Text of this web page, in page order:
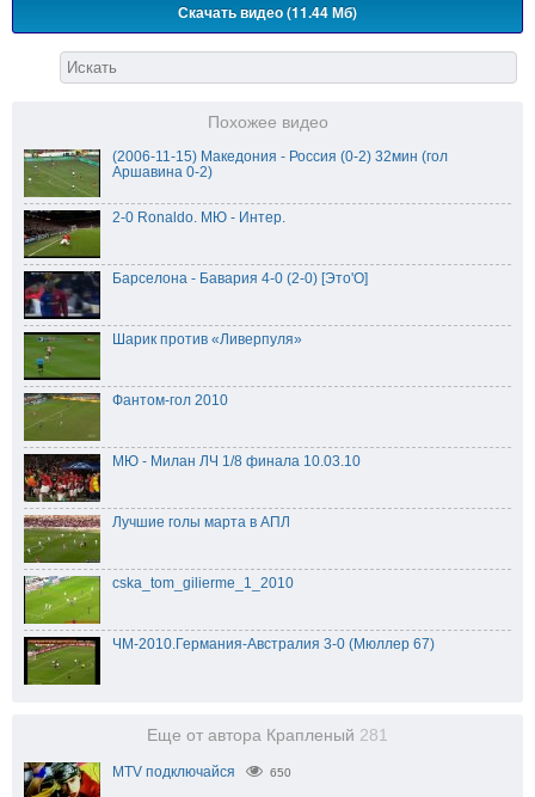
Скачать видео (11.44 Мб)
Похожее видео
(2006-11-15) Македония - Россия (0-2) 32мин (гол
Аршавина 0-2)
2-0 Ronaldo. МЮ - Интер.
Барселона - Бавария 4-0 (2-0) [Это'О]
Шарик против «Ливерпуля»
Фантом-гол 2010
МЮ - Милан ЛЧ 1/8 финала 10.03.10
Лучшие голы марта в АПЛ
cska_tom_gilierme_1_2010
ЧМ-2010.Германия-Австралия 3-0 (Мюллер 67)
Еще от автора Крапленый 281
MTV подключайся 650